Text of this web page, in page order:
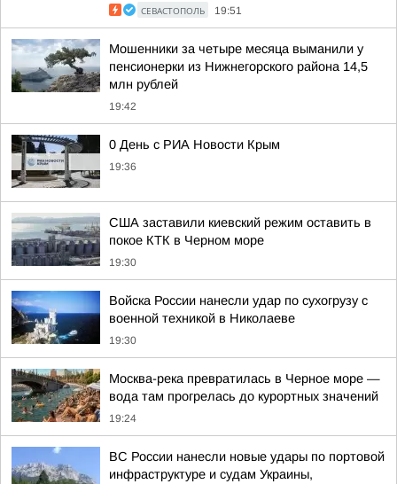
СЕВАСТОПОЛЬ 19:51
Мошенники за четыре месяца выманили у
пенсионерки из Нижнегорского района 14,5
млн рублей
19:42
0 День с РИА Новости Крым
19:36
США заставили киевский режим оставить в
покое КТК в Черном море
19:30
Войска России нанесли удар по сухогрузу с
военной техникой в Николаеве
19:30
Москва-река превратилась в Черное море —
вода там прогрелась до курортных значений
19:24
ВС России нанесли новые удары по портовой
инфраструктуре и судам Украины,